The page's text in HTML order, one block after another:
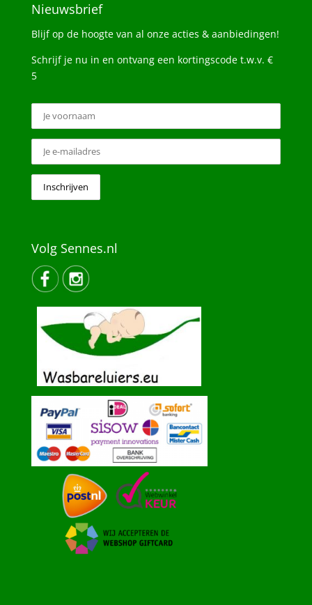
Nieuwsbrief
Blijf op de hoogte van al onze acties & aanbiedingen!
Schrijf je nu in en ontvang een kortingscode t.w.v. €
5
Volg Sennes.nl